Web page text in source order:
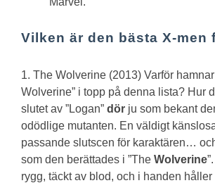
Vilken är den bästa X-men
1. The Wolverine (2013) Varför
Wolverine” i topp på denna lista? Hur
slutet av ”Logan” dör ju som bekant
odödlige mutanten. En väldigt
passande slutscen för karaktären…
som den berättades i ”The Wolverine
rygg, täckt av blod, och i handen håller